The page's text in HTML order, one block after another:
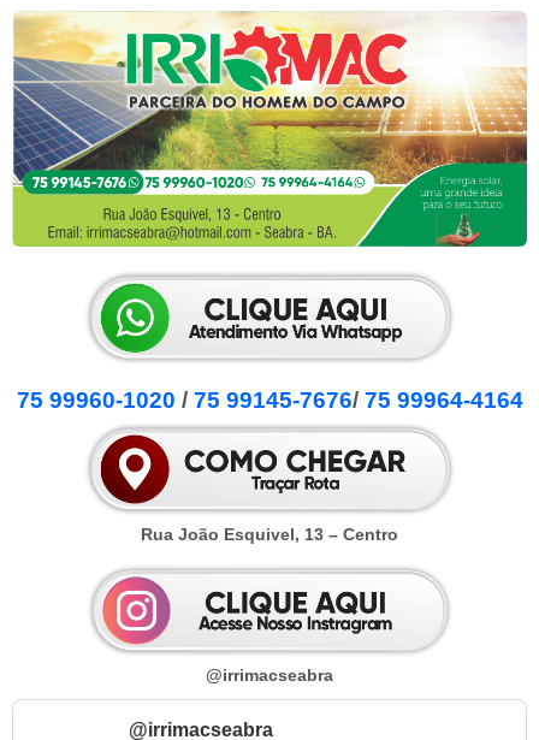
75 99960-1020 / 75 99145-7676/ 75 99964-4164
Rua João Esquivel, 13 – Centro
@irrimacseabra